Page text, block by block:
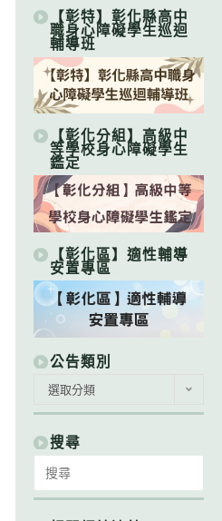
【彰特】彰化縣高中
職身心障礙學生巡迴
輔導班
【彰化分組】高級中
等學校身心障礙學生
鑑定
【彰化區】適性輔導
安置專區
公告類別
類
別
選取分類
搜尋
for: